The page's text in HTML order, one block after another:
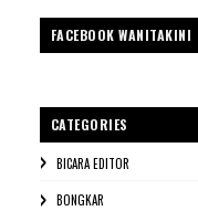
FACEBOOK WANITAKINI
CATEGORIES
BICARA EDITOR
BONGKAR